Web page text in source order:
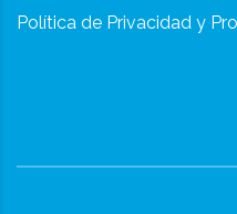
Política de Privacidad y